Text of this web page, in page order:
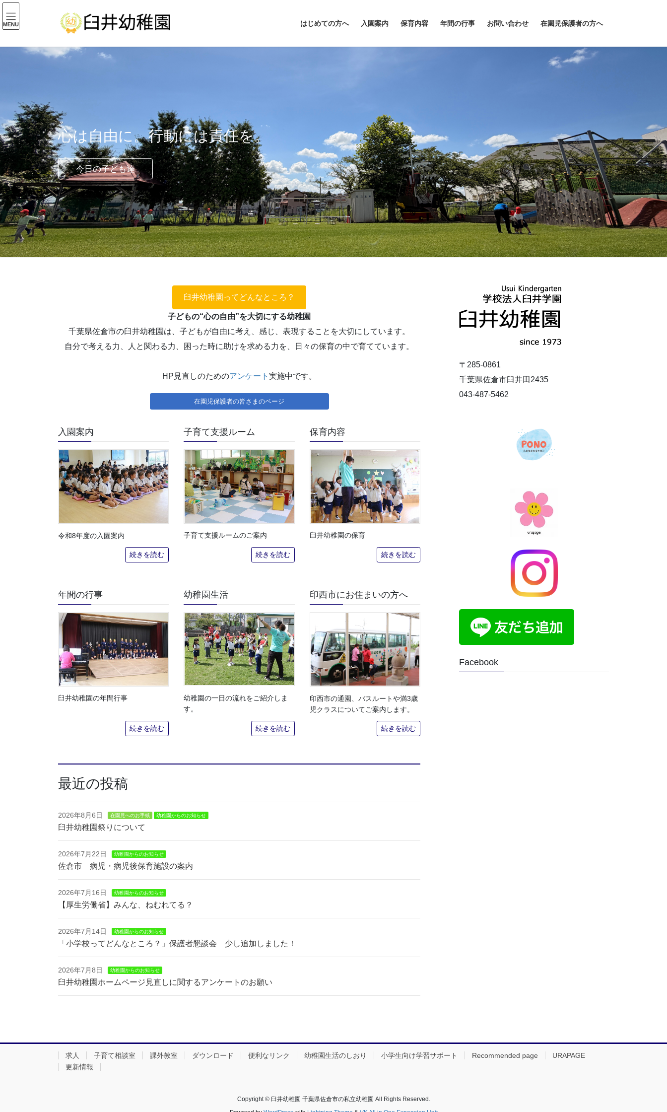
コ
ン
テ
ナ
ビ
ゲ
はじめての方へ 入園案内 保育内容 年間の行事 お問い合わせ 在園児保護者の方へ
心は自由に。行動には責任を。
今日の子ども達
臼井幼稚園ってどんなところ？
子どもの“心の自由”を大切にする幼稚園
千葉県佐倉市の臼井幼稚園は、子どもが自由に考え、感じ、表現することを大切にしています。
自分で考える力、人と関わる力、困った時に助けを求める力を、日々の保育の中で育てています。
HP見直しのためのアンケート 実施中です。
在園児保護者の皆さまのページ
入園案内
令和8年度の入園案内
続きを読む
子育て支援ルーム
子育て支援ルームのご案内
続きを読む
保育内容
臼井幼稚園の保育
続きを読む
年間の行事
臼井幼稚園の年間行事
続きを読む
幼稚園生活
幼稚園の一日の流れをご紹介しま
す。
続きを読む
印西市にお住まいの方へ
印西市の通園、バスルートや満3歳
児クラスについてご案内します。
続きを読む
最近の投稿
2026年8月6日 在園児へのお手紙 幼稚園からのお知らせ
臼井幼稚園祭りについて
2026年7月22日 幼稚園からのお知らせ
佐倉市 病児・病児後保育施設の案内
2026年7月16日 幼稚園からのお知らせ
【厚生労働省】みんな、ねむれてる？
2026年7月14日 幼稚園からのお知らせ
「小学校ってどんなところ？」保護者懇談会 少し追加しました！
2026年7月8日 幼稚園からのお知らせ
臼井幼稚園ホームページ見直しに関するアンケートのお願い
〒285-0861
千葉県佐倉市臼井田2435
043-487-5462
Facebook
求人 子育て相談室 課外教室 ダウンロード 便利なリンク 幼稚園生活のしおり 小学生向け学習サポート Recommended page
URAPAGE
更新情報
Copyright © 臼井幼稚園 千葉県佐倉市の私立幼稚園 All Rights Reserved.
MENU